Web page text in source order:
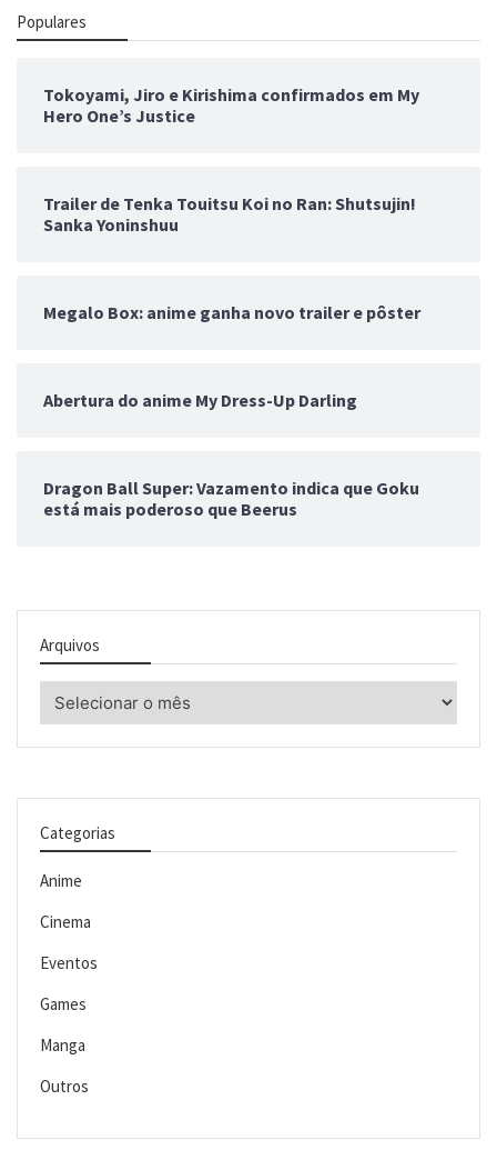
Populares
Tokoyami, Jiro e Kirishima confirmados em My
Hero One’s Justice
Trailer de Tenka Touitsu Koi no Ran: Shutsujin!
Sanka Yoninshuu
Megalo Box: anime ganha novo trailer e pôster
Abertura do anime My Dress-Up Darling
Dragon Ball Super: Vazamento indica que Goku
está mais poderoso que Beerus
Arquivos
Arquivos
Categorias
Anime
Cinema
Eventos
Games
Manga
Outros